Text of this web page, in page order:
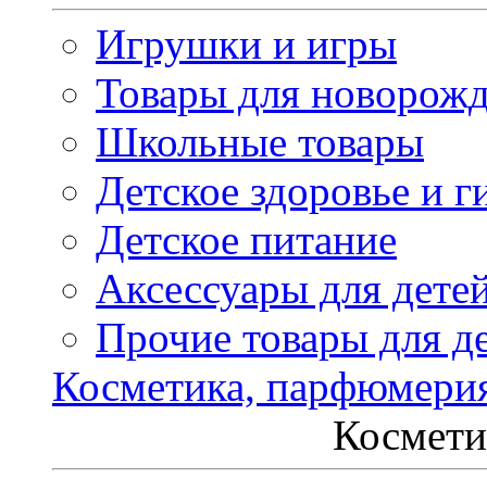
Игрушки и игры
Товары для
Школьные товары
Детское здоровье и
Детское питание
Аксессуары для
Прочие товары для
Косметика,